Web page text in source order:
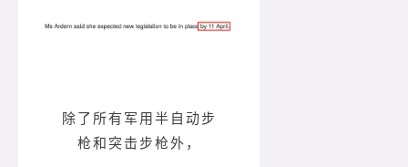
除了所有军用半自动步
枪和突击步枪外，